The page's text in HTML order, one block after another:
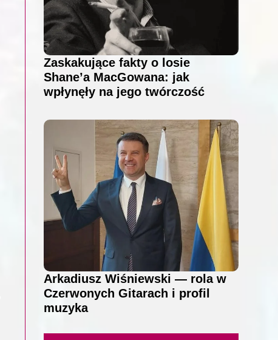
Zaskakujące fakty o losie
Shane’a MacGowana: jak
wpłynęły na jego twórczość
Arkadiusz Wiśniewski — rola w
Czerwonych Gitarach i profil
muzyka